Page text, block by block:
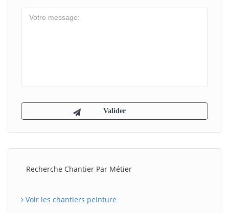
Recherche Chantier Par Métier
Voir les chantiers peinture